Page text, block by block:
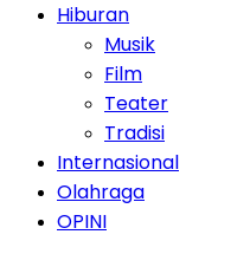
Hiburan
Musik
Film
Teater
Tradisi
Internasional
Olahraga
OPINI